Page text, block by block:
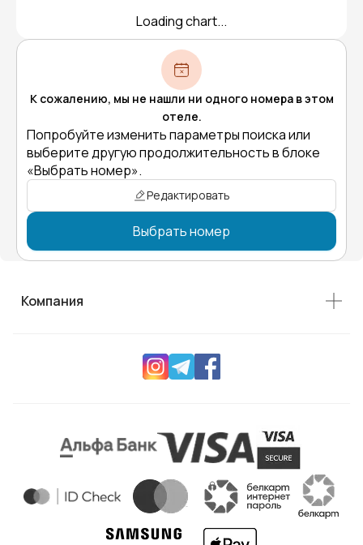
Loading chart...
К сожалению, мы не нашли ни одного номера в этом
отеле.
Попробуйте изменить параметры поиска или
выберите другую продолжительность в блоке
«Выбрать номер».
Редактировать
Выбрать номер
Компания